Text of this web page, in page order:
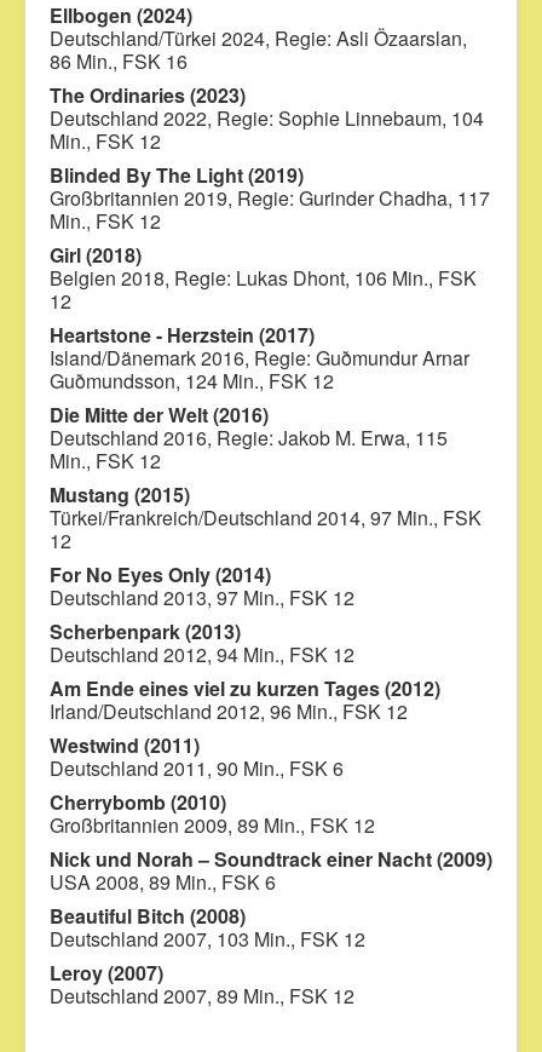
Ellbogen (2024)
Deutschland/Türkei 2024, Regie: Asli Özaarslan,
86 Min., FSK 16
The Ordinaries (2023)
Deutschland 2022, Regie: Sophie Linnebaum, 104
Min., FSK 12
Blinded By The Light (2019)
Großbritannien 2019, Regie: Gurinder Chadha, 117
Min., FSK 12
Girl (2018)
Belgien 2018, Regie: Lukas Dhont, 106 Min., FSK
12
Heartstone - Herzstein (2017)
Island/Dänemark 2016, Regie: Guðmundur Arnar
Guðmundsson, 124 Min., FSK 12
Die Mitte der Welt (2016)
Deutschland 2016, Regie: Jakob M. Erwa, 115
Min., FSK 12
Mustang (2015)
Türkei/Frankreich/Deutschland 2014, 97 Min., FSK
12
For No Eyes Only (2014)
Deutschland 2013, 97 Min., FSK 12
Scherbenpark (2013)
Deutschland 2012, 94 Min., FSK 12
Am Ende eines viel zu kurzen Tages (2012)
Irland/Deutschland 2012, 96 Min., FSK 12
Westwind (2011)
Deutschland 2011, 90 Min., FSK 6
Cherrybomb (2010)
Großbritannien 2009, 89 Min., FSK 12
Nick und Norah – Soundtrack einer Nacht (2009)
USA 2008, 89 Min., FSK 6
Beautiful Bitch (2008)
Deutschland 2007, 103 Min., FSK 12
Leroy (2007)
Deutschland 2007, 89 Min., FSK 12